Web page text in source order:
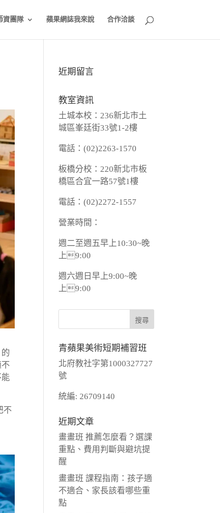
資團隊 蘋果網誌我來說 合作洽談
不
近期留言
教室資訊
土城本校：236新北市土
城區峯廷街33號1-2樓
電話：(02)2263-1570
板橋分校：220新北市板
橋區合宜一路57號1樓
電話：(02)2272-1557
營業時間：
週二至週五早上10:30~晚
上9:00
週六週日早上9:00~晚
上9:00
青蘋果美術短期補習班
北府教社字第1000327727
號
統編: 26709140
近期文章
畫畫班 推薦怎麼看？選課
重點、費用判斷與避坑提
醒
畫畫班 課程指南：孩子適
不適合、家長該看哪些重
點